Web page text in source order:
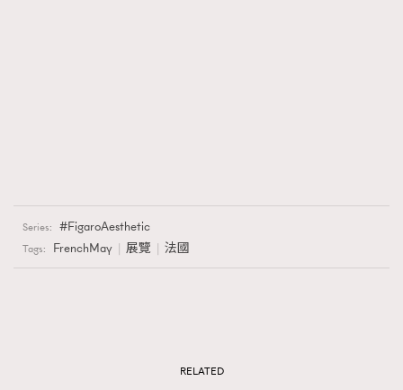
Series: FigaroAesthetic
Tags: FrenchMay 展覽 法國
RELATED